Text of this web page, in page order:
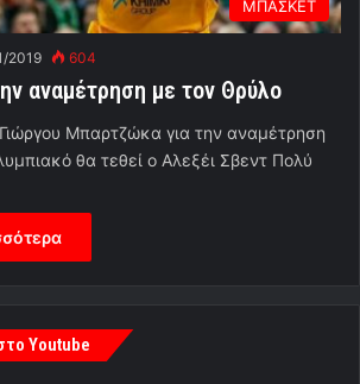
ΜΠΑΣΚΕΤ
2019 604
αναμέτρηση με τον Θρύλο
Μπαρτζώκα για την αναμέτρηση
θα τεθεί ο Αλεξέι Σβεντ Πολύ
Youtube